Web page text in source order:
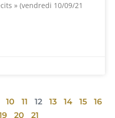
» (vendredi 10/09/21
10 11 12 13 14 15
16
20 21